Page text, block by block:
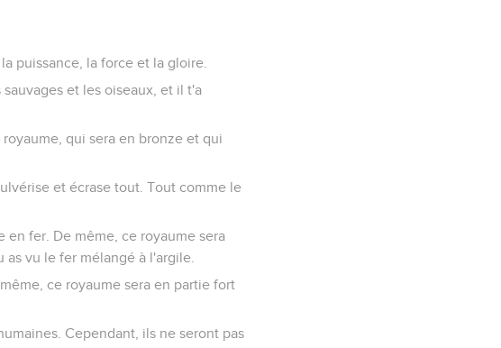
puissance, la force et la gloire.
et les oiseaux, et il t'a
qui sera en bronze et qui
et écrase tout. Tout comme le
fer. De même, ce royaume sera
vu le fer mélangé à l'argile.
ce royaume sera en partie fort
Cependant, ils ne seront pas